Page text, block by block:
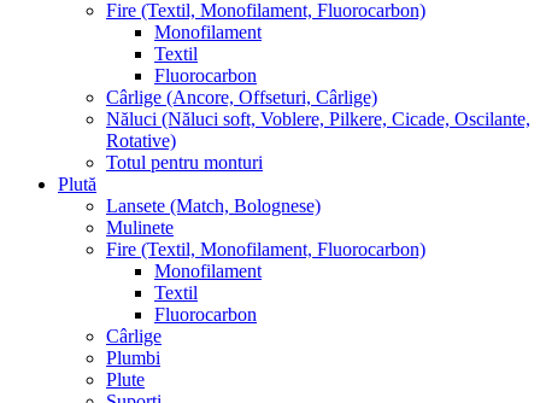
Fire (Textil, Monofilament, Fluorocarbon)
Monofilament
Textil
Fluorocarbon
Cârlige (Ancore, Offseturi, Cârlige)
Năluci (Năluci soft, Voblere, Pilkere, Cicade, Oscilante,
Rotative)
Totul pentru monturi
Plută
Lansete (Match, Bolognese)
Mulinete
Fire (Textil, Monofilament, Fluorocarbon)
Monofilament
Textil
Fluorocarbon
Cârlige
Plumbi
Plute